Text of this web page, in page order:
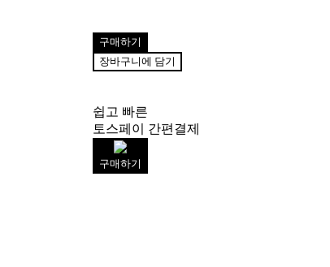
구매하기
장바구니에 담기
쉽고 빠른
토스페이 간편결제
구매하기